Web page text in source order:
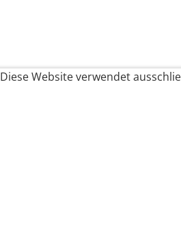
Diese Website verwendet